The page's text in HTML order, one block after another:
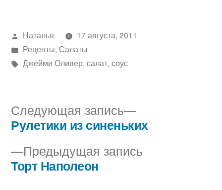
Написано
автором
Наталья
17 августа, 2011
Написано
в
Рецепты, Салаты
Метки:
Джейми Оливер, салат, соус
Навигация
по
записям
Предыдущая запись
Торт Наполеон
Следующая запись
Следующая
запись:
Рулетики из синеньких